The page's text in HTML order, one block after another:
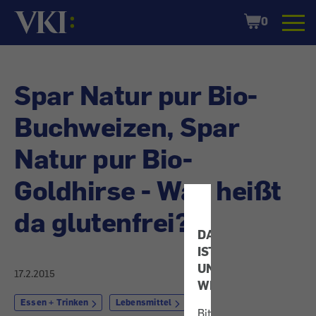
DATENSCHUTZ
IST
UNS
WICHTIG!
Startseite
Shopping
Cart
0
Spar Natur pur Bio-
Buchweizen, Spar
Natur pur Bio-
Goldhirse - Was heißt
da glutenfrei?
17.2.2015
Essen + Trinken Lebensmittel